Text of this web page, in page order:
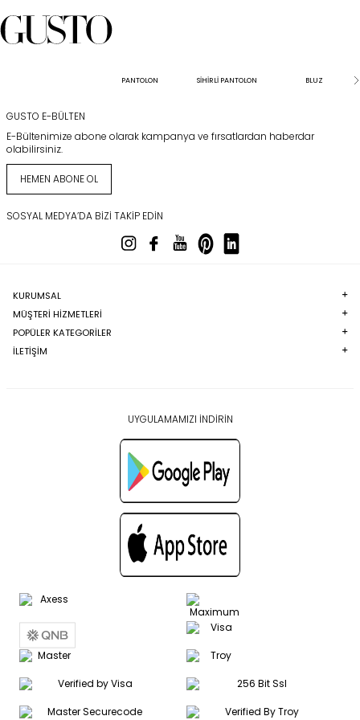
PANTOLON SİHİRLİ PANTOLON BLUZ
GUSTO E-BÜLTEN
E-Bültenimize abone olarak kampanya ve fırsatlardan haberdar
olabilirsiniz.
HEMEN ABONE OL
SOSYAL MEDYA’DA BIZI TAKIP EDIN
KURUMSAL
MÜŞTERI HIZMETLERI
POPÜLER KATEGORILER
İLETİŞİM
UYGULAMAMIZI İNDİRİN